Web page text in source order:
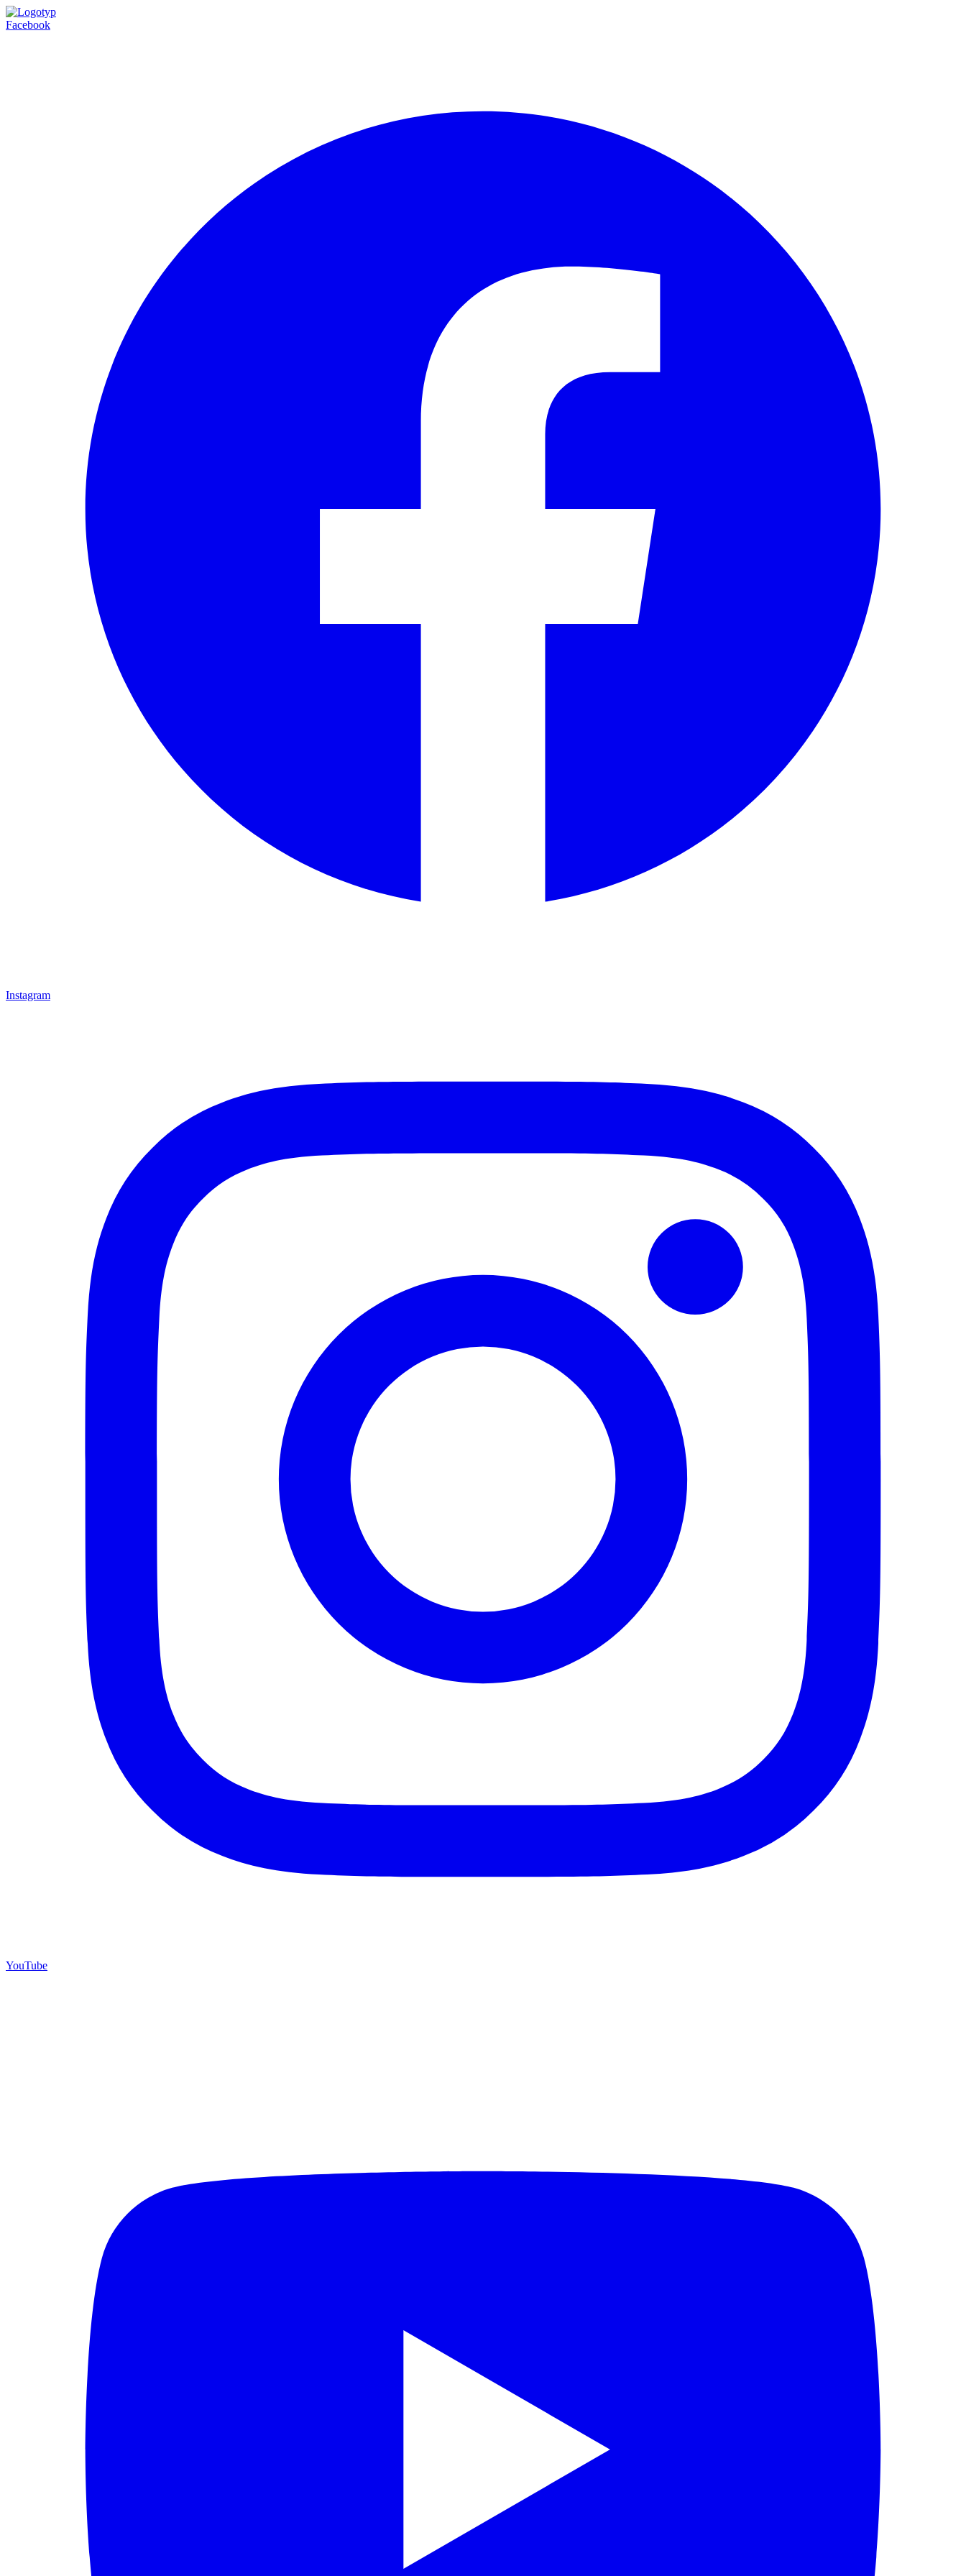
Facebook
Instagram
YouTube